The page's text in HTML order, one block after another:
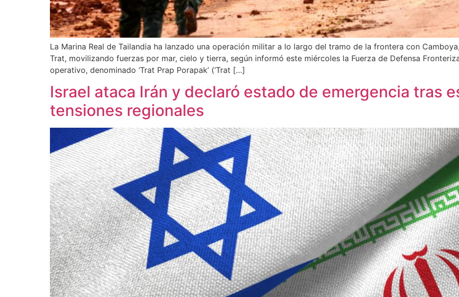
La Marina Real de Tailandia ha lanzado una operación militar a lo largo del tramo de la frontera con
Trat, movilizando fuerzas por mar, cielo y tierra, según informó este miércoles la Fuerza de Defensa
operativo, denominado ‘Trat Prap Porapak’ (‘Trat […]
Israel ataca Irán y declaró estado de emergencia tras
tensiones regionales